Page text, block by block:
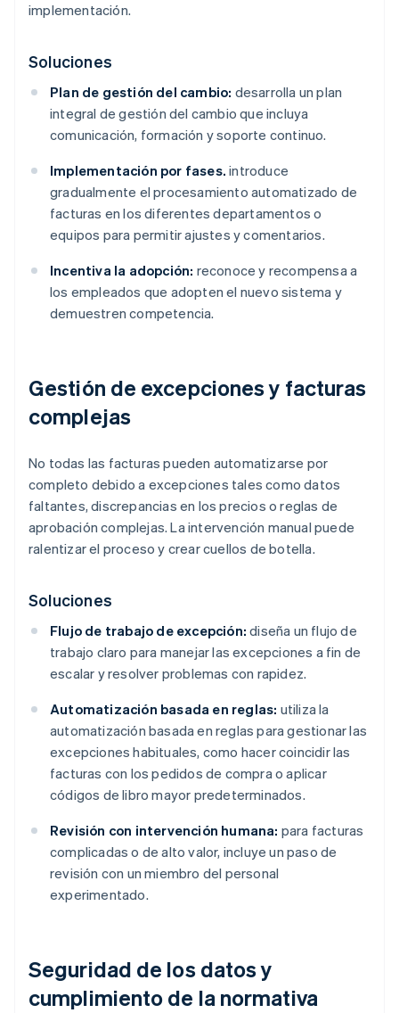
implementación.
Soluciones
Plan de gestión del cambio: desarrolla un plan
integral de gestión del cambio que incluya
comunicación, formación y soporte continuo.
Implementación por fases. introduce
gradualmente el procesamiento automatizado de
facturas en los diferentes departamentos o
equipos para permitir ajustes y comentarios.
Incentiva la adopción: reconoce y recompensa a
los empleados que adopten el nuevo sistema y
demuestren competencia.
Gestión de excepciones y facturas
complejas
No todas las facturas pueden automatizarse por
completo debido a excepciones tales como datos
faltantes, discrepancias en los precios o reglas de
aprobación complejas. La intervención manual puede
ralentizar el proceso y crear cuellos de botella.
Soluciones
Flujo de trabajo de excepción: diseña un flujo de
trabajo claro para manejar las excepciones a fin de
escalar y resolver problemas con rapidez.
Automatización basada en reglas: utiliza la
automatización basada en reglas para gestionar las
excepciones habituales, como hacer coincidir las
facturas con los pedidos de compra o aplicar
códigos de libro mayor predeterminados.
Revisión con intervención humana: para facturas
complicadas o de alto valor, incluye un paso de
revisión con un miembro del personal
experimentado.
Seguridad de los datos y
cumplimiento de la normativa